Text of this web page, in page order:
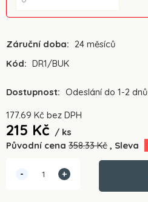
Záruční doba: 24 měsíců
Kód: DR1/BUK
Dostupnost: Odeslání do 1-2 dnů
177.69 Kč bez DPH
215 Kč
ks
Původní cena 358.33Kč Sleva